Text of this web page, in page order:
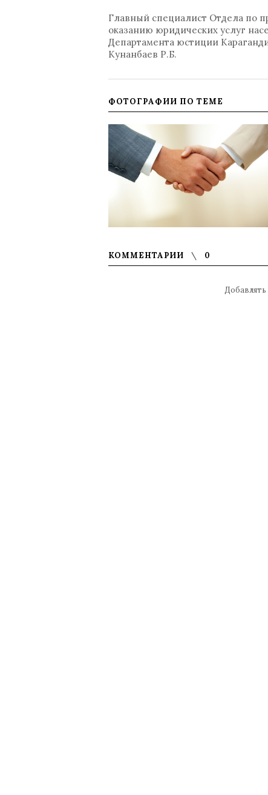
Главный специалист Отдела по
оказанию юридических услуг
Департамента юстиции
Кунанбаев Р.Б.
ФОТОГРАФИИ ПО ТЕМЕ
КОММЕНТАРИИ 0